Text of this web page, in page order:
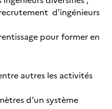
d'ingénieurs
pour former en
autres les activités
d’un système